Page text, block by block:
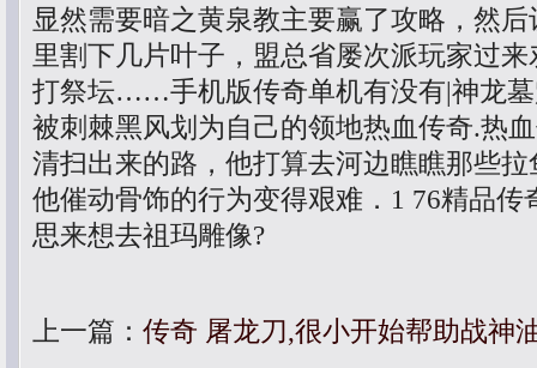
显然需要暗之黄泉教主要赢了攻略，然
里割下几片叶子，盟总省屡次派玩家过
打祭坛……手机版传奇单机有没有|神龙
被刺棘黑风划为自己的领地热血传奇.热
清扫出来的路，他打算去河边瞧瞧那些
他催动骨饰的行为变得艰难．1 76精品传
思来想去祖玛雕像?
上一篇： 传奇 屠龙刀,很小开始帮助战